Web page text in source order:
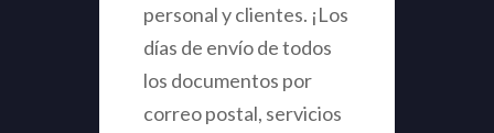
personal y clientes. ¡Los
días de envío de todos
los documentos por
correo postal, servicios